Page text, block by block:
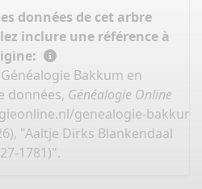
données de cet arbre
inclure une référence à
Bakkum en
données, Généalogie Online
genealogie-
"Aaltje Dirks Blankendaal
1781)".